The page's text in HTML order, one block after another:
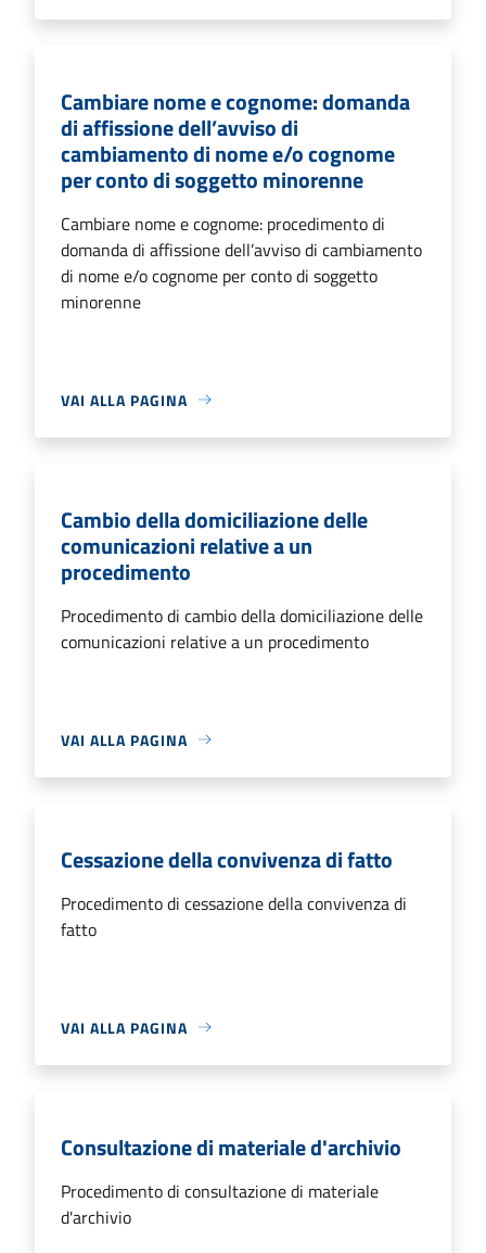
Cambiare nome e cognome: domanda
di affissione dell’avviso di
cambiamento di nome e/o cognome
per conto di soggetto minorenne
Cambiare nome e cognome: procedimento di
domanda di affissione dell’avviso di cambiamento
di nome e/o cognome per conto di soggetto
minorenne
VAI ALLA PAGINA
Cambio della domiciliazione delle
comunicazioni relative a un
procedimento
Procedimento di cambio della domiciliazione delle
comunicazioni relative a un procedimento
VAI ALLA PAGINA
Cessazione della convivenza di fatto
Procedimento di cessazione della convivenza di
fatto
VAI ALLA PAGINA
Consultazione di materiale d'archivio
Procedimento di consultazione di materiale
d'archivio